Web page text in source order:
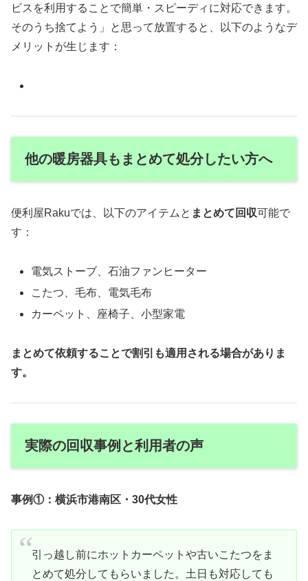
ビスを利用することで簡単・スピーディに対応できます。
そのうち捨てよう」と思って放置すると、以下のようなデ
メリットが生じます：
他の暖房器具もまとめて処分したい方へ
便利屋Rakuでは、以下のアイテムと まとめて回収可能で
す：
電気ストーブ、石油ファンヒーター
こたつ、毛布、電気毛布
カーペット、座椅子、小型家電
まとめて依頼することで割引も適用される場合がありま
す。
実際の回収事例と利用者の声
事例①：横浜市港南区・30代女性
引っ越し前にホットカーペットや古いこたつをま
とめて処分してもらいました。土日も対応しても